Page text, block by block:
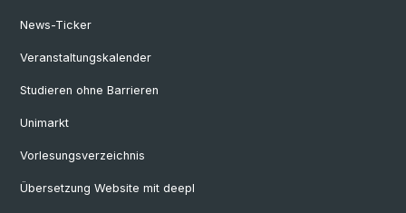
News-Ticker
Veranstaltungskalender
Studieren ohne Barrieren
Unimarkt
Vorlesungsverzeichnis
Übersetzung Website mit deepl